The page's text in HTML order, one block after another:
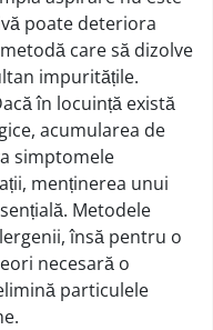
poate deteriora
care să dizolve
impuritățile.
în locuință există
acumularea de
simptomele
menținerea unui
Metodele
însă pentru o
necesară o
particulele